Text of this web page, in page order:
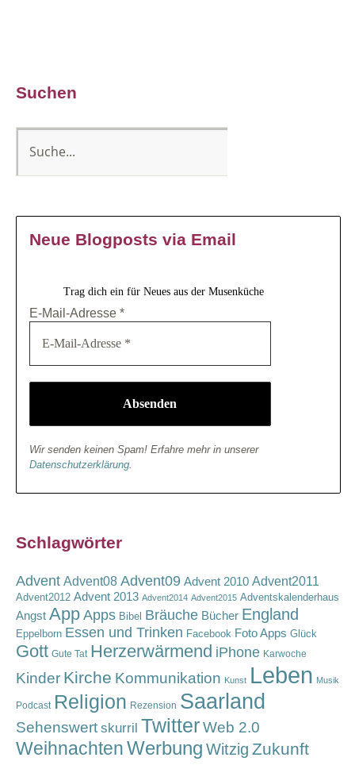
Suchen
Neue Blogposts via Email
Trag dich ein für Neues aus der Musenküche
E-Mail-Adresse *
Wir senden keinen Spam! Erfahre mehr in unserer
Datenschutzerklärung
Schlagwörter
Advent Advent08 Advent09 Advent 2010 Advent2011
Advent2012 Advent 2013 Advent2014 Advent2015 Adventskalenderhaus
Angst App Apps Bibel Bräuche Bücher England
Eppelborn Essen und Trinken Facebook Foto Apps Glück
Gott Gute Tat Herzerwärmend iPhone Karwoche
Kinder Kirche Kommunikation Kunst Leben Musik
Podcast Religion Rezension Saarland
Sehenswert skurril TwitterWeb 2.0
WeihnachtenWerbung Witzig Zukunft